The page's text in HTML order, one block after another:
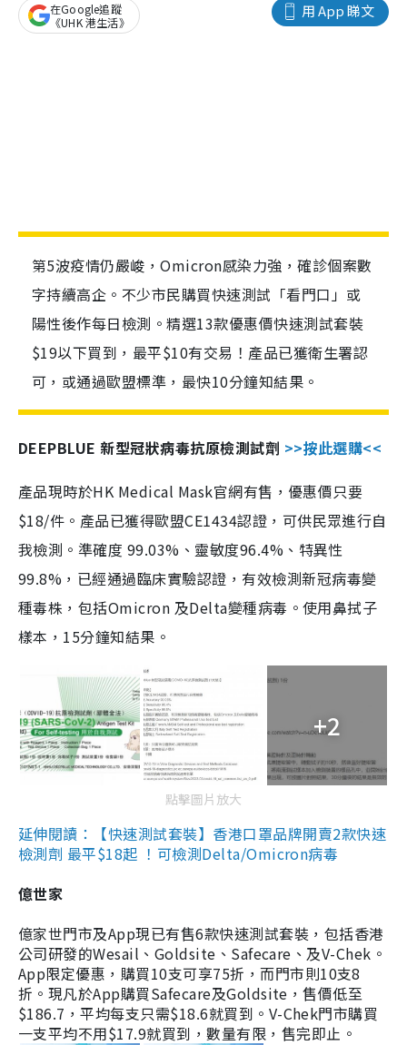
用 App 睇文
在Google追蹤
《UHK 港生活》
第5波疫情仍嚴峻，Omicron感染力強，確診個案數
字持續高企。不少市民購買快速測試「看門口」或
陽性後作每日檢測。精選13款優惠價快速測試套裝
$19以下買到，最平$10有交易！產品已獲衛生署認
可，或通過歐盟標準，最快10分鐘知結果。
DEEPBLUE 新型冠狀病毒抗原檢測試劑 >>按此選購<<
產品現時於HK Medical Mask官網有售，優惠價只要
$18/件。產品已獲得歐盟CE1434認證，可供民眾進行自
我檢測。準確度 99.03%、靈敏度96.4%、特異性
99.8%，已經通過臨床實驗認證，有效檢測新冠病毒變
種毒株，包括Omicron 及Delta變種病毒。使用鼻拭子
樣本，15分鐘知結果。
+2
點擊圖片放大
延伸閱讀：【快速測試套裝】香港口罩品牌開賣2款快速
檢測劑 最平$18起 ！可檢測Delta/Omicron病毒
億世家
億家世門市及App現已有售6款快速測試套裝，包括香港
公司研發的Wesail、Goldsite、Safecare、及V-Chek。
App限定優惠，購買10支可享75折，而門市則10支8
折。現凡於App購買Safecare及Goldsite，售價低至
$186.7，平均每支只需$18.6就買到。V-Chek門市購買
一支平均不用$17.9就買到，數量有限，售完即止。